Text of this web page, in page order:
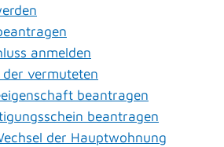
anmelden
vermuteten
beantragen
beantragen
der Hauptwohnung